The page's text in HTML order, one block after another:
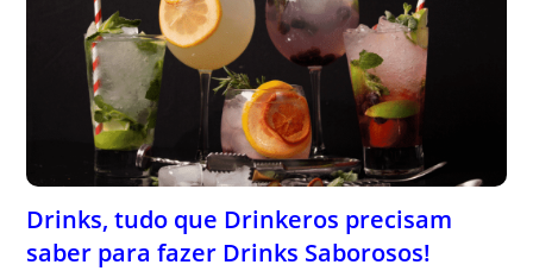
Drinks, tudo que Drinkeros precisam
saber para fazer Drinks Saborosos!